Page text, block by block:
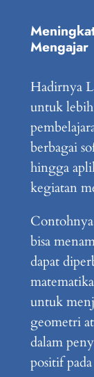
Mengajar
Hadirnya
untuk
berbagai
hingga
kegiatan
bisa
dapat
untuk
geometri
dalam
positif